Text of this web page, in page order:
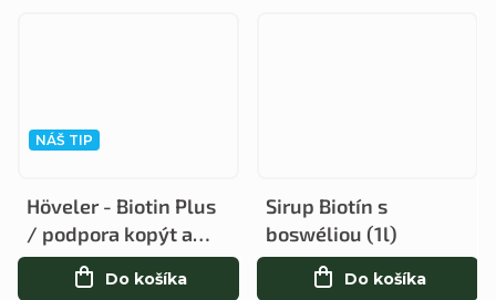
NÁŠ TIP
Höveler - Biotin Plus
/ podpora kopýt a
srsti
Do košíka
Sirup Biotín s
boswéliou (1l)
Do košíka